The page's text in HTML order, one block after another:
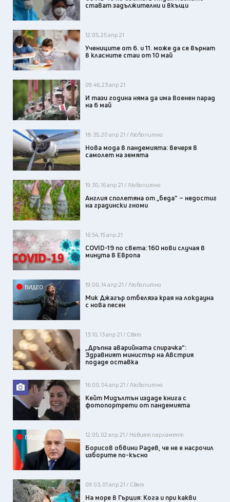
стават задължителни и вкъщи
12:05, 25 апр 21
Учениците от 6. и 11. може да се върнат
в класните стаи от 10 май
09:46, 23 апр 21
И тази година няма да има военен парад
на 6 май
18:35, 20 апр 21 / Любопитно
Нова мода в пандемията: вечеря в
самолет на земята
19:30, 16 апр 21 / Любопитно
Англия сполетяна от „беда” – недостиг
на градински гноми
16:54, 15 апр 21
COVID-19 по света: 160 нови случая в
минута в Европа
ВИДЕО 19:00, 14 апр 21 / Любопитно
Мик Джагър отбеляза края на локдауна
с нова песен
13:10, 13 апр 21 / Свят
„Дръпна аварийната спирачка“:
Здравният министър на Австрия
подаде оставка
16:00, 04 апр 21 / Любопитно
Кейт Мидълтън издаде книга с
фотопортрети от пандемията
ВИДЕО 12:05, 02 апр 21 / Новият парламент
Борисов обвини Радев, че не е насрочил
изборите по-късно
09:03, 01 апр 21 / Свят
На море в Гърция: Кога и при какви